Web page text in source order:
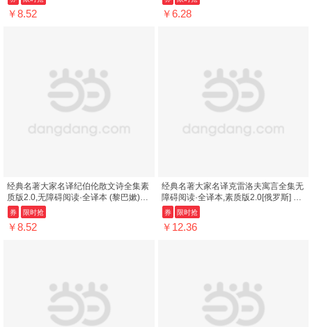
￥8.52
6
￥6.28
经典名著大家名译纪伯伦散文诗全集素
质版2.0,无障碍阅读·全译本 (黎巴嫰)纪
伯伦 著,伊宏 等 译 9787100110...
券 限时抢
￥8.52
经典名著大家名译克雷洛夫寓言全集无
障碍阅读·全译本,素质版2.0[俄罗斯] 克
雷洛夫 著，朱宪生 译商务印书馆...
券 限时抢
￥12.36